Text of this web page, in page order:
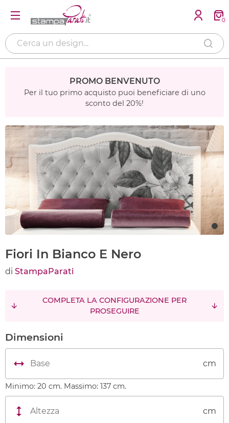
0
PROMO BENVENUTO
Per il tuo primo acquisto puoi beneficiare di uno
sconto del 20%!
Fiori In Bianco E Nero
di StampaParati
COMPLETA LA CONFIGURAZIONE PER
PROSEGUIRE
Dimensioni
cm
Minimo: 20 cm. Massimo: 137 cm.
cm